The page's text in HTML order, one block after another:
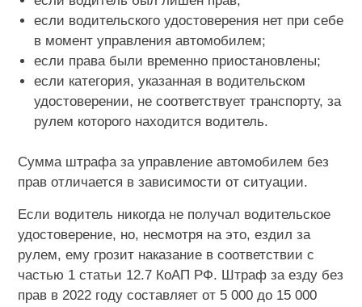
если водительского удостоверения нет при себе
в момент управления автомобилем;
если права были временно приостановлены;
если категория, указанная в водительском
удостоверении, не соответствует транспорту, за
рулем которого находится водитель.
Сумма штрафа за управление автомобилем без
прав отличается в зависимости от ситуации.
Если водитель никогда не получал водительское
удостоверение, но, несмотря на это, ездил за
рулем, ему грозит наказание в соответствии с
частью 1 статьи 12.7 КоАП РФ. Штраф за езду без
прав в 2022 году составляет от 5 000 до 15 000